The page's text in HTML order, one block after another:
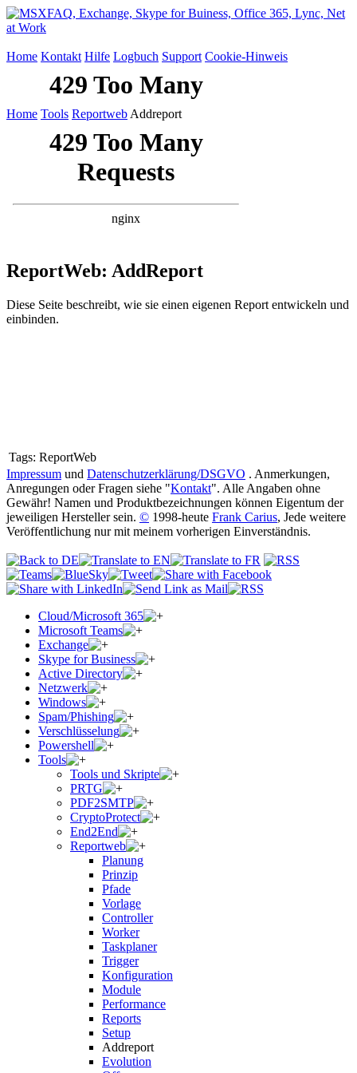
Home Kontakt Hilfe Logbuch Support Cookie-Hinweis
Home Tools Reportweb Addreport
ReportWeb: AddReport
Diese Seite beschreibt, wie sie einen eigenen Report entwickeln und
einbinden.
Tags: ReportWeb
Impressum und Datenschutzerklärung/DSGVO . Anmerkungen,
Anregungen oder Fragen siehe "Kontakt". Alle Angaben ohne
Gewähr! Namen und Produktbezeichnungen können Eigentum der
jeweiligen Hersteller sein. © 1998-heute Frank Carius, Jede weitere
Veröffentlichung nur mit meinem vorherigen Einverständnis.
Cloud/Microsoft 365
Microsoft Teams
Exchange
Skype for Business
Active Directory
Netzwerk
Windows
Spam/Phishing
Verschlüsselung
Powershell
Tools
Tools und Skripte
PRTG
PDF2SMTP
CryptoProtect
End2End
Reportweb
Planung
Prinzip
Pfade
Vorlage
Controller
Worker
Taskplaner
Trigger
Konfiguration
Module
Performance
Reports
Setup
Addreport
Evolution